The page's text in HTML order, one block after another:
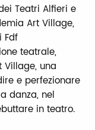
Teatri Alfieri e
Art Village,
Fdf
teatrale,
una
e perfezionare
danza, nel
in teatro.